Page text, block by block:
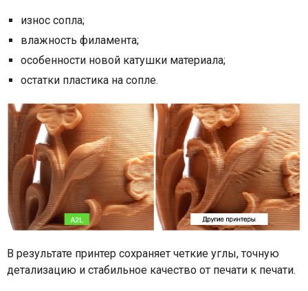
износ сопла;
влажность филамента;
особенности новой катушки материала;
остатки пластика на сопле.
В результате принтер сохраняет четкие углы, точную
детализацию и стабильное качество от печати к печати.